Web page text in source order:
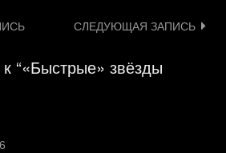
СЛЕДУЮЩАЯ ЗАПИСЬ
“«Быстрые» звёзды